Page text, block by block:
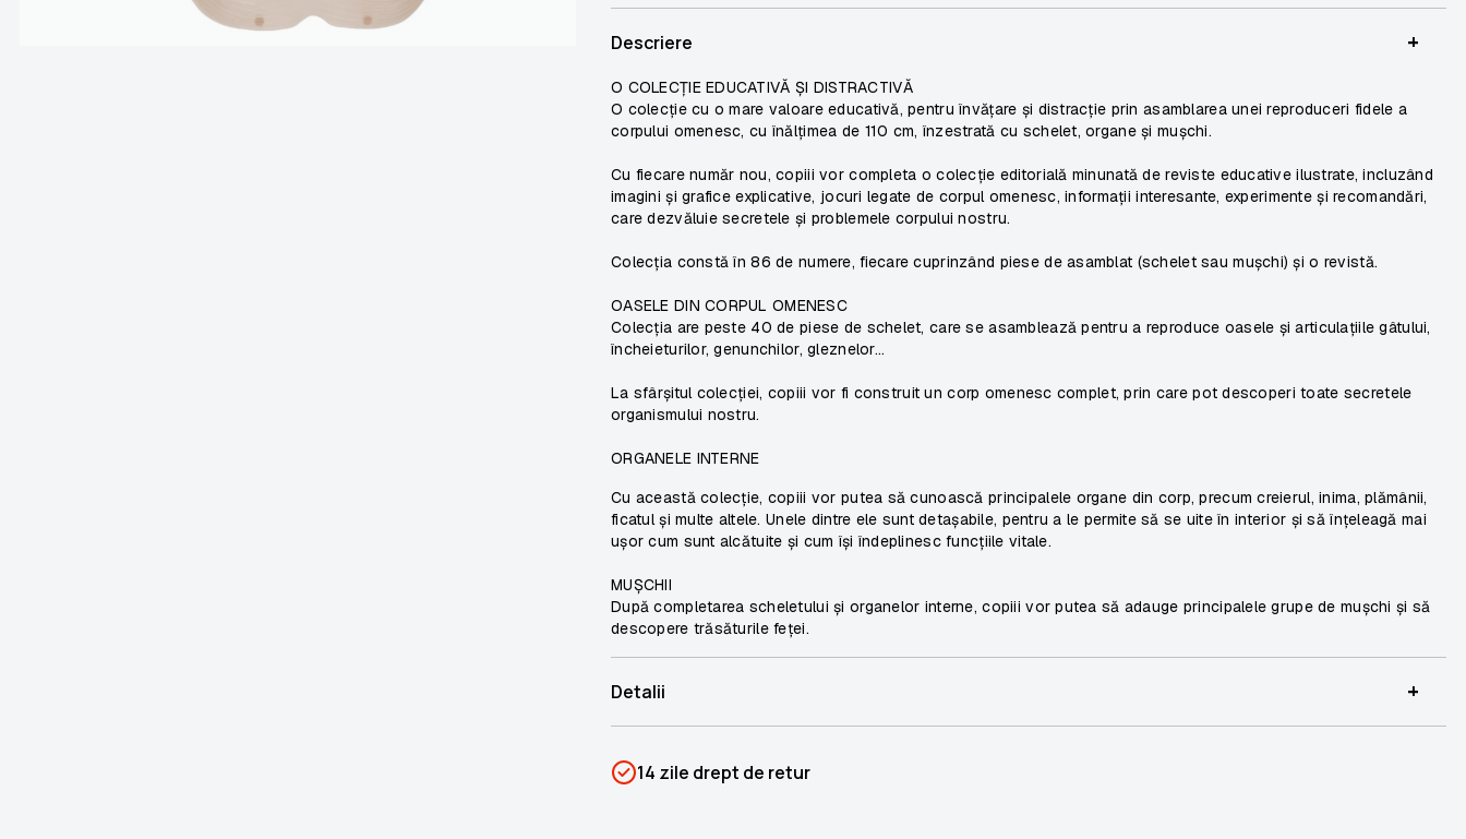
Descriere +
O COLECȚIE EDUCATIVĂ ȘI DISTRACTIVĂ
O colecție cu o mare valoare educativă, pentru învățare și distracție prin asamblarea unei reproduceri fidele a
corpului omenesc, cu înălțimea de 110 cm, înzestrată cu schelet, organe și mușchi.
Cu fiecare număr nou, copiii vor completa o colecție editorială minunată de reviste educative ilustrate, incluzând
imagini și grafice explicative, jocuri legate de corpul omenesc, informații interesante, experimente și recomandări,
care dezvăluie secretele și problemele corpului nostru.
Colecția constă în 86 de numere, fiecare cuprinzând piese de asamblat (schelet sau mușchi) și o revistă.
OASELE DIN CORPUL OMENESC
Colecția are peste 40 de piese de schelet, care se asamblează pentru a reproduce oasele și articulațiile gâtului,
încheieturilor, genunchilor, gleznelor...
La sfârșitul colecției, copiii vor fi construit un corp omenesc complet, prin care pot descoperi toate secretele
organismului nostru.
ORGANELE INTERNE
Cu această colecție, copiii vor putea să cunoască principalele organe din corp, precum creierul, inima, plămânii,
ficatul și multe altele. Unele dintre ele sunt detașabile, pentru a le permite să se uite în interior și să înțeleagă mai
ușor cum sunt alcătuite și cum își îndeplinesc funcțiile vitale.
MUȘCHII
După completarea scheletului și organelor interne, copiii vor putea să adauge principalele grupe de mușchi și să
descopere trăsăturile feței.
Detalii +
Categorii
Corpul omenesc
14 zile drept de retur